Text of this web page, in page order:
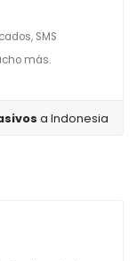
SMS
más.
a Indonesia